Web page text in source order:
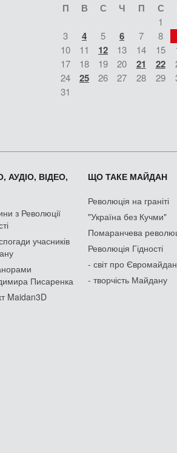
П В С Ч П С
1
3 4 5 6 7 8
10
11 12 13 14 15
17
18 19 20 21 22
24
25 26 27 28 29
31
АУДІО, ВІДЕО,
з Революції
учасників
Писаренка
Maidan3D
ЩО ТАКЕ МАЙДАН
Революція на граніті
"Україна без Кучми"
Помаранчева
Революція Гідності
- світ про Євромайдан
- творчість Майдану